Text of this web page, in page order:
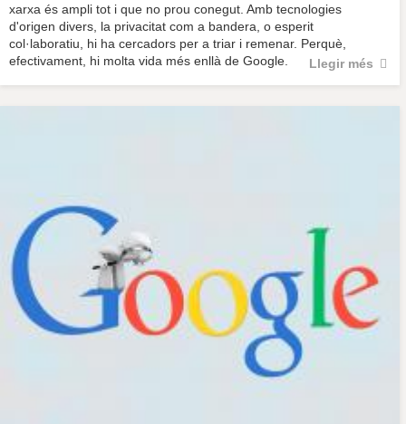
xarxa és ampli tot i que no prou conegut. Amb tecnologies
d'origen divers, la privacitat com a bandera, o esperit
col·laboratiu, hi ha cercadors per a triar i remenar. Perquè,
efectivament, hi molta vida més enllà de Google.
Llegir més